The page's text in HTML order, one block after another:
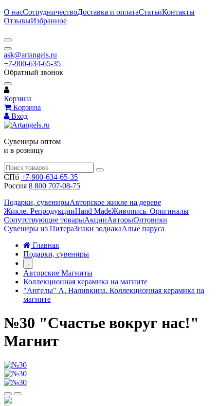
О насСотрудничествоДоставка и оплатаСтатьиКонтакты
ОтзывыИзбранное
ask@artangels.ru
+7-900-634-65-35
Обратный звонок
Корзина
Корзина
Вход
Сувениры оптом
и в розницу
СПб +7-900-634-65-35
Россия 8 800 707-08-75
Подарки, сувенирыАвторское жикле на дереве
Жикле. РепродукцииHand MadeЖивопись. Оригиналы
Сопутствующие товарыАкцииАвторыОптовики
Сувениры из ПитераЗнаки зодиакаАлые паруса
Главная
Подарки, сувениры
-
Авторские Магниты
Коллекционная керамика на магните
"Ангелы" А. Наливкина. Коллекционная керамика на
магните
№30 "Счастье вокруг нас!"
Магнит